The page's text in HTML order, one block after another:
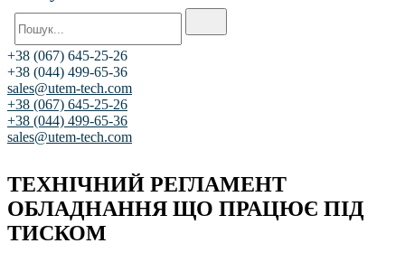
+38 (067) 645-25-26
+38 (044) 499-65-36
sales@utem-tech.com
+38 (067) 645-25-26
+38 (044) 499-65-36
sales@utem-tech.com
ТЕХНІЧНИЙ РЕГЛАМЕНТ
ОБЛАДНАННЯ ЩО ПРАЦЮЄ ПІД
ТИСКОМ